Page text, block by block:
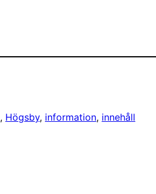
, Högsby, information, innehåll